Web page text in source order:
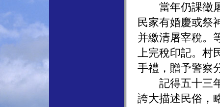
當年仍課徵屠
民家有婚慶或祭
并繳清屠宰稅。
上完稅印記。村
手禮，贈予警察
記得五十三年
誇大描述民俗，